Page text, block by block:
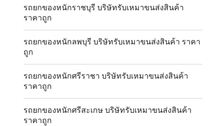
รถยกของหนักราชบุรี บริษัทรับเหมาขนส่งสินค้า
ราคาถูก
รถยกของหนักลพบุรี บริษัทรับเหมาขนส่งสินค้า ราคา
ถูก
รถยกของหนักศรีราชา บริษัทรับเหมาขนส่งสินค้า
ราคาถูก
รถยกของหนักศรีสะเกษ บริษัทรับเหมาขนส่งสินค้า
ราคาถูก